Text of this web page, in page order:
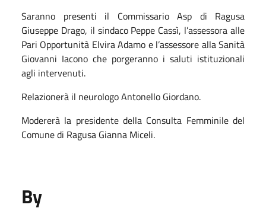
Saranno presenti il Commissario Asp di Ragusa
Giuseppe Drago, il sindaco Peppe Cassì, l’assessora alle
Pari Opportunità Elvira Adamo e l’assessore alla Sanità
Giovanni Iacono che porgeranno i saluti istituzionali
agli intervenuti.
Relazionerà il neurologo Antonello Giordano.
Modererà la presidente della Consulta Femminile del
Comune di Ragusa Gianna Miceli.
By